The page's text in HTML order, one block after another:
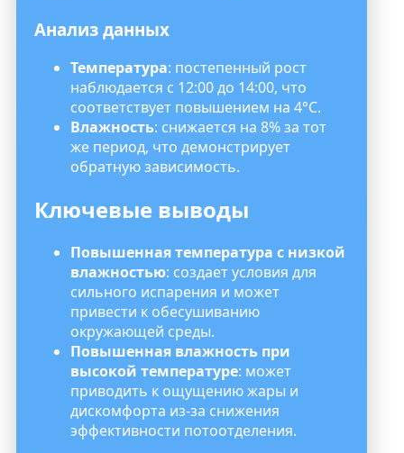
Анализ данных
Температура: постепенный рост
наблюдается с 12:00 до 14:00, что
соответствует повышением на 4°C.
Влажность: снижается на 8% за тот
же период, что демонстрирует
обратную зависимость.
Ключевые выводы
Повышенная температура с низкой
влажностью: создает условия для
сильного испарения и может
привести к обесушиванию
окружающей среды.
Повышенная влажность при
высокой температуре: может
приводить к ощущению жары и
дискомфорта из-за снижения
эффективности потоотделения.